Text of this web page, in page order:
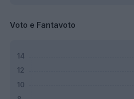
Voto e Fantavoto